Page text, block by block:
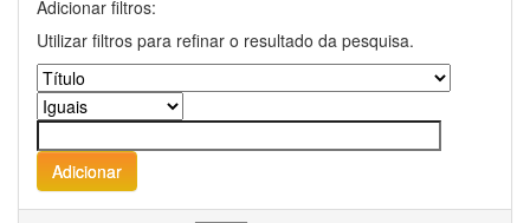
Adicionar filtros:
Utilizar filtros para refinar o resultado da pesquisa.